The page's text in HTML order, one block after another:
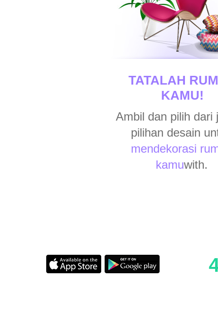
TATALAH
KAMU!
Ambil dan pilih dari
pilihan desain
mendekorasi
kamuwith.